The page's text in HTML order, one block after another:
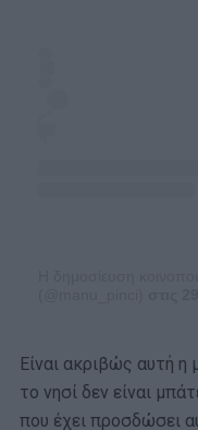
Είναι ακριβώς αυτή
το νησί δεν είναι
που έχει προσδώσει